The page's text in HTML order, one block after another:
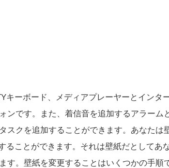
キーボード、メディアプレーヤーとインタ
ンです。また、着信音を追加するアラーム
スクを追加することができます。あなたは
ることができます。それは壁紙だとしてあ
す。壁紙を変更することはいくつかの手順